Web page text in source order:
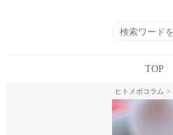
TOP
ヒトメボコラム